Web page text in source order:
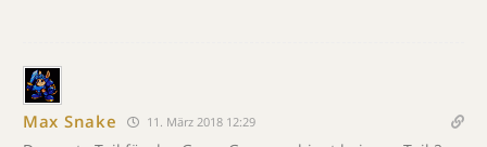
Max Snake 11. März 2018 12:29